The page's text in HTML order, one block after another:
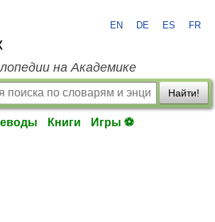
EN DE ES FR
на Академике
Найти!
Книги Игры ⚽